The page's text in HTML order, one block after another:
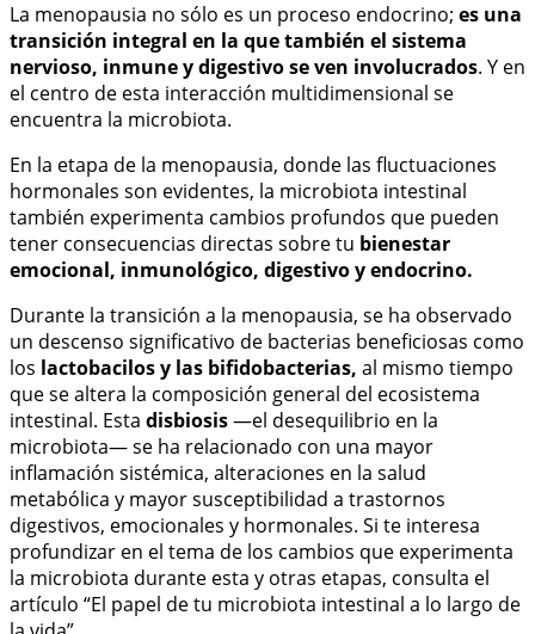
La menopausia no sólo es un proceso endocrino; es una
transición integral en la que también el sistema
nervioso, inmune y digestivo se ven involucrados. Y en
el centro de esta interacción multidimensional se
encuentra la microbiota.
En la etapa de la menopausia, donde las fluctuaciones
hormonales son evidentes, la microbiota intestinal
también experimenta cambios profundos que pueden
tener consecuencias directas sobre tu bienestar
emocional, inmunológico, digestivo y endocrino.
Durante la transición a la menopausia, se ha observado
un descenso significativo de bacterias beneficiosas como
los lactobacilos y las bifidobacterias, al mismo tiempo
que se altera la composición general del ecosistema
intestinal. Esta disbiosis—el desequilibrio en la
microbiota— se ha relacionado con una mayor
inflamación sistémica, alteraciones en la salud
metabólica y mayor susceptibilidad a trastornos
digestivos, emocionales y hormonales. Si te interesa
profundizar en el tema de los cambios que experimenta
la microbiota durante esta y otras etapas, consulta el
artículo “El papel de tu microbiota intestinal a lo largo de